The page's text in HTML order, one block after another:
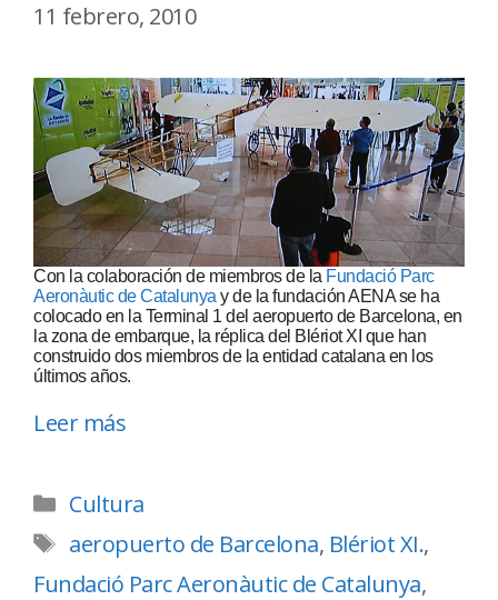
11 febrero, 2010
Con la colaboración de miembros de la Fundació Parc
Aeronàutic de Catalunya y de la fundación AENA se ha
colocado en la Terminal 1 del aeropuerto de Barcelona, en
la zona de embarque, la réplica del Blériot XI que han
construido dos miembros de la entidad catalana en los
últimos años.
Leer más
Cultura
aeropuerto de Barcelona, Blériot XI.,
Fundació Parc Aeronàutic de Catalunya,